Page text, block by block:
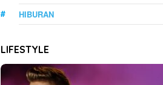
HIBURAN
LIFESTYLE